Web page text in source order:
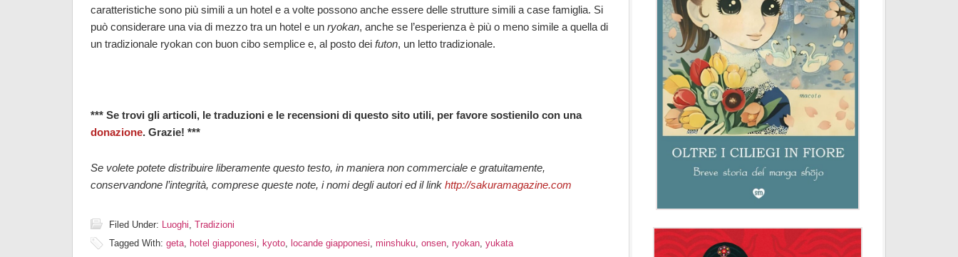
caratteristiche sono più simili a un hotel e a volte possono anche essere delle strutture simili a case famiglia. Si
può considerare una via di mezzo tra un hotel e un ryokan, anche se l’esperienza è più o meno simile a quella di
un tradizionale ryokan con buon cibo semplice e, al posto dei futon, un letto tradizionale.
*** Se trovi gli articoli, le traduzioni e le recensioni di questo sito utili, per favore sostienilo con una
donazione. Grazie! ***
Se volete potete distribuire liberamente questo testo, in maniera non commerciale e gratuitamente,
conservandone l’integrità, comprese queste note, i nomi degli autori ed il link http://sakuramagazine.com
Filed Under: Luoghi, Tradizioni
Tagged With: geta, hotel giapponesi, kyoto, locande giapponesi, minshuku, onsen, ryokan, yukata